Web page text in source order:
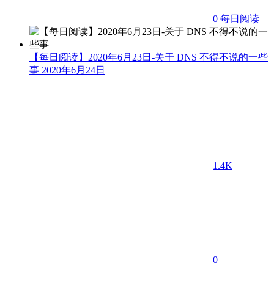
0 每日阅读
【每日阅读】2020年6月23日-关于 DNS 不得不说的一些
事 2020年6月24日
1.4K
0